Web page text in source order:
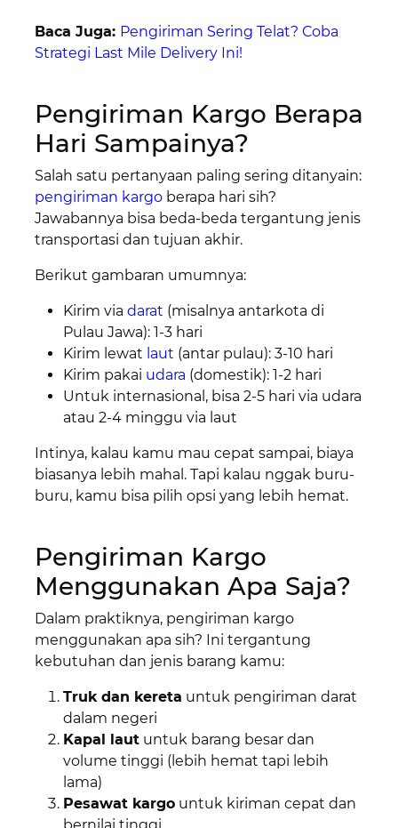
Baca Juga: Pengiriman Sering Telat? Coba
Strategi Last Mile Delivery Ini!
Pengiriman Kargo Berapa
Hari Sampainya?
Salah satu pertanyaan paling sering ditanyain:
pengiriman kargoberapa hari sih?
Jawabannya bisa beda-beda tergantung jenis
transportasi dan tujuan akhir.
Berikut gambaran umumnya:
Kirim via darat (misalnya antarkota di
Pulau Jawa): 1-3 hari
Kirim lewat laut (antar pulau): 3-10 hari
Kirim pakai udara (domestik): 1-2 hari
Untuk internasional, bisa 2-5 hari via udara
atau 2-4 minggu via laut
Intinya, kalau kamu mau cepat sampai, biaya
biasanya lebih mahal. Tapi kalau nggak buru-
buru, kamu bisa pilih opsi yang lebih hemat.
Pengiriman Kargo
Menggunakan Apa Saja?
Dalam praktiknya, pengiriman kargo
menggunakan apa sih? Ini tergantung
kebutuhan dan jenis barang kamu:
Truk dan kereta untuk pengiriman darat
dalam negeri
Kapal lautuntuk barang besar dan
volume tinggi (lebih hemat tapi lebih
lama)
Pesawat kargountuk kiriman cepat dan